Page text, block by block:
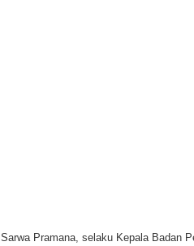
Sarwa Pramana, selaku Kepala Badan